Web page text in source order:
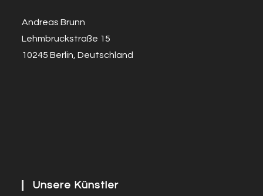
Andreas Brunn
Lehmbruckstraße 15
10245 Berlin, Deutschland
Unsere Künstler